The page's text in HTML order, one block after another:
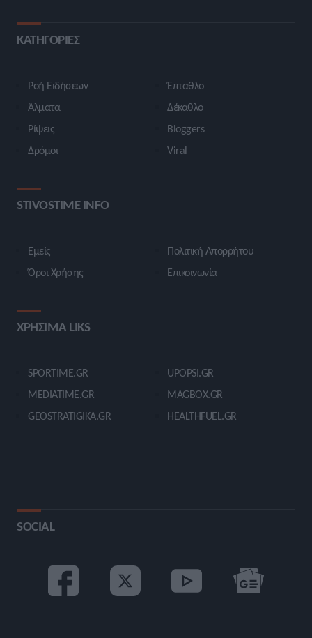
ΚΑΤΗΓΟΡΙΕΣ
Ροή Ειδήσεων
Άλματα
Ρίψεις
Δρόμοι
Έπταθλο
Δέκαθλο
Bloggers
Viral
STIVOSTIME INFO
Εμείς
Όροι Χρήσης
Πολιτική Απορρήτου
Επικοινωνία
ΧΡΗΣΙΜΑ LIKS
SPORTIME.GR
MEDIATIME.GR
GEOSTRATIGIKA.GR
UPOPSI.GR
MAGBOX.GR
HEALTHFUEL.GR
SOCIAL